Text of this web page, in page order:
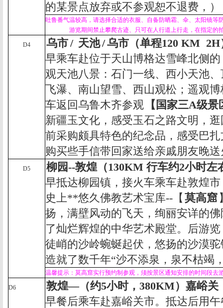
的某景点放弃或不参观恕不退费，）
吐鲁番气温较高，请选择合适的衣服、自备防晒霜、伞、太阳镜
游览期间禁止攀爬古迹、只可在人行道上行走，在指定
D4 乌市/ 天池/乌市（单程120 KM 2H
早乘车赴位于天山博格达雪峰北侧的
观天池八景：石门一线、西小天池
飞瀑、南山望雪、西山观松；遥观
车返回乌鲁木齐参观 【国家三A级景
新疆玉文化，感受玉石之路文明，逛
前采购颇具特色的纪念品，感受巴
购买些手信带回家送给亲戚朋友晚
D5 柳园--敦煌（130KM 行车约2小时左
早抵达柳园镇，接火车乘车赴敦煌
史上**悠久佛教艺术宝库-- 【 莫高窟
扬，满壁风动的飞天，绚丽安详的
了灿烂辉煌的中华艺术殿堂。后游览
徒峭的沙岭蜿蜒起伏，悠扬的沙漠
造就了数千年“沙不添泉，泉不枯竭
温馨提示： 莫高窟实行预约制参观，须按景区通知安排的时间段去
D6 敦煌—（约5小时， 380KM）嘉峪关
早餐后乘车赴嘉峪关市。抵达后用